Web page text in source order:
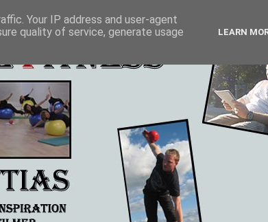
Your IP address and user-agent
quality of service, generate usage
LEARN